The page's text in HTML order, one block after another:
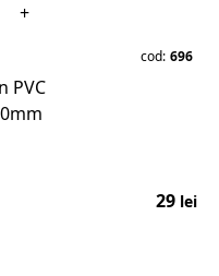
+
cod: 696
29 lei